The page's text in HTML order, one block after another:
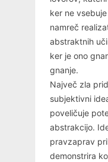
ker ne
namreč
abstraktnih
ker je ono
gnanje.
Največ zla
subjektivni
poveličuje
abstrakcijo.
pravzaprav
demonstrira